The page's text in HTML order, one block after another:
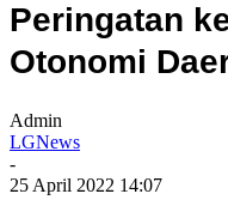
Peringatan
Otonomi
Admin
LGNews
-
25 April 2022 14:07